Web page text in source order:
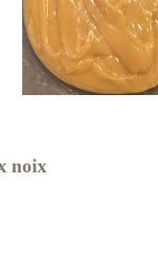
noix